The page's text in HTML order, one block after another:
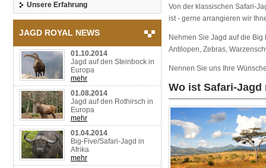
Unsere Erfahrung
JAGD ROYAL NEWS
01.10.2014
Jagd auf den Steinbock in
Europa
mehr
01.08.2014
Jagd auf den Rothirsch in
Europa
mehr
01.04.2014
Big-Five/Safari-Jagd in
Afrika
mehr
Von der klassischen Safari-
ist - gerne arrangieren wir
Nehmen Sie Jagd auf die
Antilopen, Zebras,
Nennen Sie uns Ihre
Wo ist Safari-Jagd